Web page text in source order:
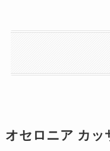
オセロニア カッ